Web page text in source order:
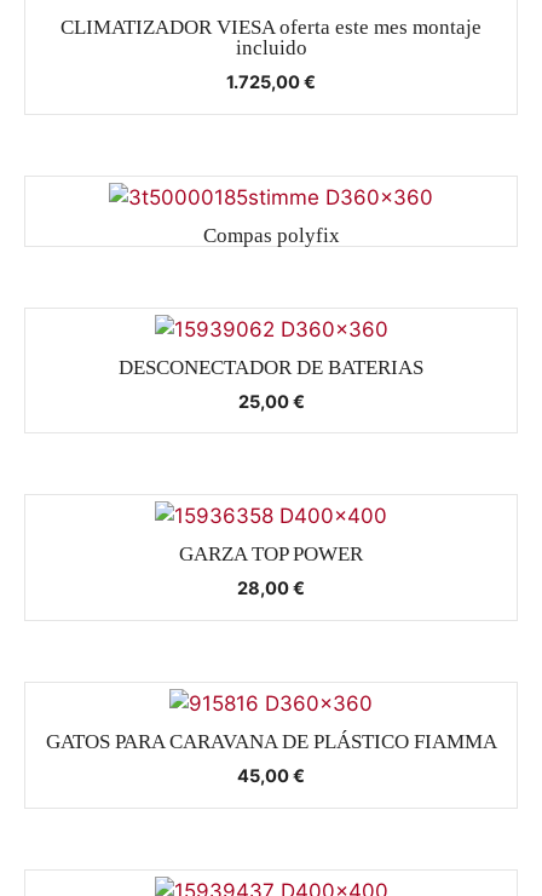
CLIMATIZADOR VIESA oferta este mes montaje
incluido
1.725,00€
Compas polyfix
DESCONECTADOR DE BATERIAS
25,00€
GARZA TOP POWER
28,00€
GATOS PARA CARAVANA DE PLÁSTICO FIAMMA
45,00€